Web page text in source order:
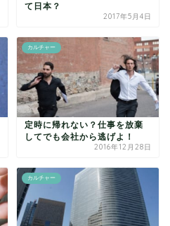
て日本？
2017年5月4日
カルチャー
定時に帰れない？仕事を放棄
してでも会社から逃げよ！
2016年12月28日
カルチャー